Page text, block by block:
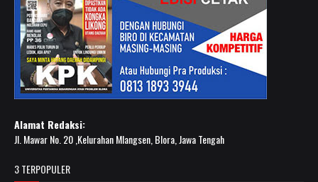
Alamat Redaksi:
Jl. Mawar No. 20 ,Kelurahan Mlangsen, Blora, Jawa Tengah
3 TERPOPULER